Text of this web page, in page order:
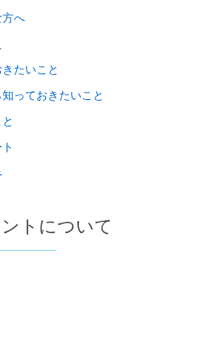
方へ
たいこと
っておきたいこと
トについて